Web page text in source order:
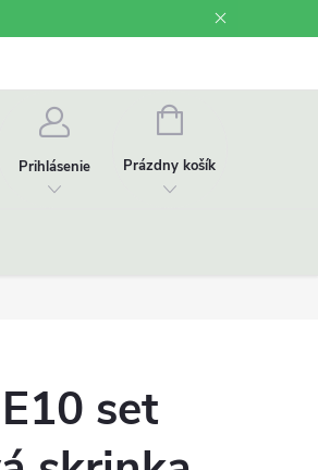
Prihlásenie
NÁKUPNÝ
Prázdny košík
set